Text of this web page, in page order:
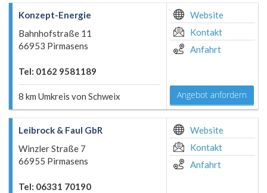
Konzept-Energie
Bahnhofstraße 11
66953 Pirmasens
Tel: 0162 9581189
8 km Umkreis von Schweix
Website
Kontakt
Anfahrt
Angebot anfordern
Leibrock & Faul GbR
Winzler Straße 7
66955 Pirmasens
Tel: 06331 70190
Website
Kontakt
Anfahrt